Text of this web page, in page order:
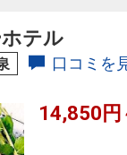
い７Ｆ大浴場・
テル
口コミを
14,850